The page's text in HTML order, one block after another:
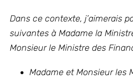
Dans ce contexte, j’aimerais
suivantes à Madame la
Monsieur le Ministre des
Madame et Monsieur les